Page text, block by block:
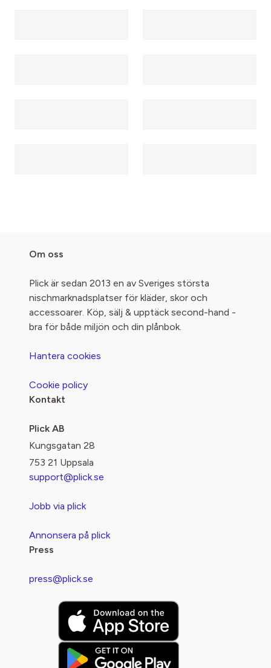
Om oss
Plick är sedan 2013 en av Sveriges största
nischmarknadsplatser för kläder, skor och
accessoarer. Köp, sälj & upptäck second-hand -
bra för både miljön och din plånbok.
Hantera cookies
Cookie policy
Kontakt
Plick AB
Kungsgatan 28
753 21 Uppsala
support@plick.se
Jobb via plick
Annonsera på plick
Press
press@plick.se